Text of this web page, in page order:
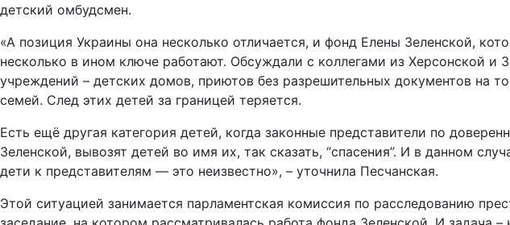
детский омбудсмен.
«А позиция Украины она несколько отличается, и фонд Елены Зеленской,
несколько в ином ключе работают. Обсуждали с коллегами из Херсонской
учреждений – детских домов, приютов без разрешительных документов на
семей. След этих детей за границей теряется.
Есть ещё другая категория детей, когда законные представители по
Зеленской, вывозят детей во имя их, так сказать, “спасения”. И в данном
дети к представителям — это неизвестно», – уточнила Песчанская.
Этой ситуацией занимается парламентская комиссия по расследованию